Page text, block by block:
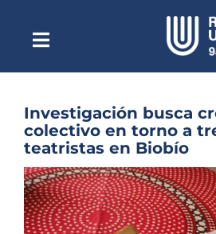
contenidoToggle
NavigationEscuchar Radio
Quiénes
Podcast
Noticias
Investigación busca
colectivo en torno a
teatristas en Biobío
Ver
imagen
más
grande